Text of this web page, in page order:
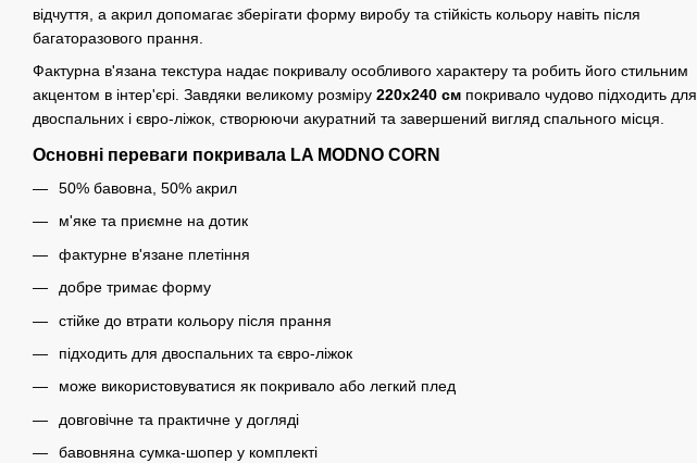
відчуття, а акрил допомагає зберігати форму виробу та стійкість кольору навіть після
багаторазового прання.
Фактурна в'язана текстура надає покривалу особливого характеру та робить його стильним
акцентом в інтер'єрі. Завдяки великому розміру 220х240 см покривало чудово підходить для
двоспальних і євро-ліжок, створюючи акуратний та завершений вигляд спального місця.
Основні переваги покривала LA MODNO CORN
50% бавовна, 50% акрил
м'яке та приємне на дотик
фактурне в'язане плетіння
добре тримає форму
стійке до втрати кольору після прання
підходить для двоспальних та євро-ліжок
може використовуватися як покривало або легкий плед
довговічне та практичне у догляді
бавовняна сумка-шопер у комплекті